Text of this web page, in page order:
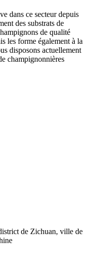
dans ce secteur depuis
des substrats de
de qualité
les forme également à la
disposons actuellement
champignonnières
de Zichuan, ville de